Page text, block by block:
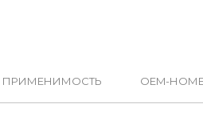
ПРИМЕНИМОСТЬ OEM-